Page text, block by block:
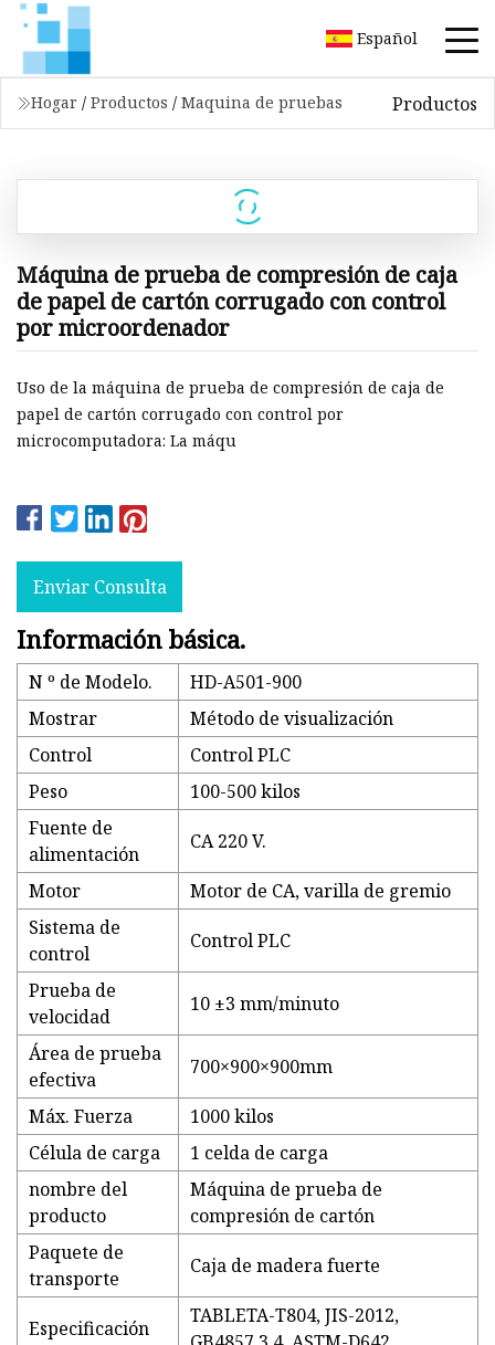
Español
Hogar / Productos / Maquina de pruebas Productos
Máquina de prueba de compresión de caja
de papel de cartón corrugado con control
por microordenador
Uso de la máquina de prueba de compresión de caja de
papel de cartón corrugado con control por
microcomputadora: La máqu
Enviar Consulta
Información básica.
N º de Modelo.
HD-A501-900
Mostrar
Método de visualización
Control
Control PLC
Peso
100-500 kilos
Fuente de
alimentación
CA 220 V.
Motor
Motor de CA, varilla de gremio
Sistema de
control
Control PLC
Prueba de
velocidad
10 ±3 mm/minuto
Área de prueba
efectiva
700×900×900mm
Máx. Fuerza
1000 kilos
Célula de carga
1 celda de carga
nombre del
producto
Máquina de prueba de
compresión de cartón
Paquete de
transporte
Caja de madera fuerte
Especificación
TABLETA-T804, JIS-2012,